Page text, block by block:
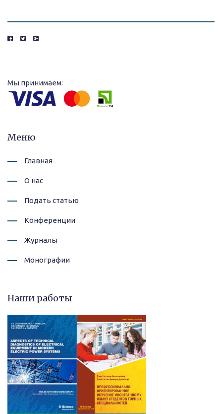
Мы принимаем:
Меню
Главная
О нас
Подать статью
Конференции
Журналы
Монографии
Наши работы